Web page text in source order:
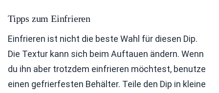
Tipps zum Einfrieren
Einfrieren ist nicht die beste Wahl für diesen Dip.
Die Textur kann sich beim Auftauen ändern. Wenn
du ihn aber trotzdem einfrieren möchtest, benutze
einen gefrierfesten Behälter. Teile den Dip in kleine